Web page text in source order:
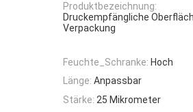
Produktbezeichnung:
Druckempfängliche
Verpackung
Feuchte_Schranke: Hoch
Länge: Anpassbar
Stärke: 25 Mikrometer